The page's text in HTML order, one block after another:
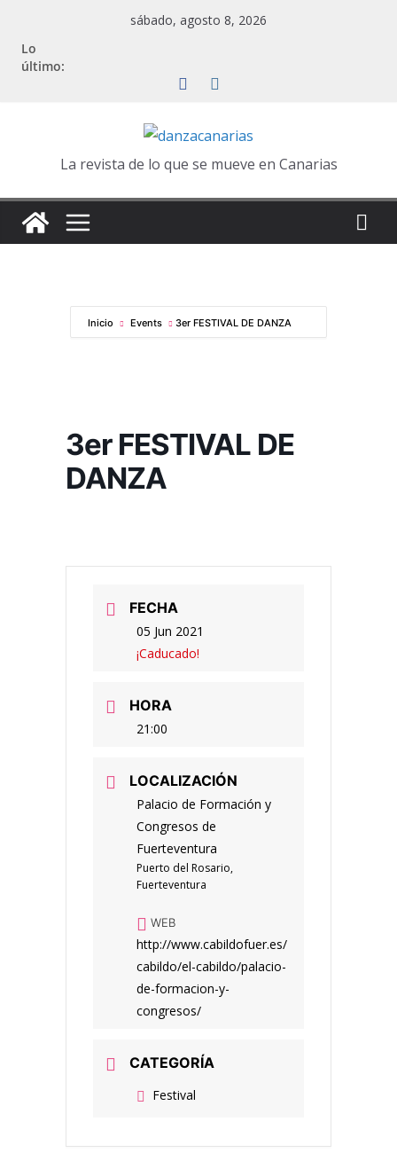
contenido
sábado, agosto 8, 2026
Lo
último:
La revista de lo que se mueve en Canarias
Inicio Events 3er FESTIVAL DE DANZA
3er FESTIVAL DE
DANZA
FECHA
05 Jun 2021
¡Caducado!
HORA
21:00
LOCALIZACIÓN
Palacio de Formación y
Congresos de
Fuerteventura
Puerto del Rosario,
Fuerteventura
WEB
http://www.cabildofuer.es/
cabildo/el-cabildo/palacio-
de-formacion-y-
congresos/
CATEGORÍA
Festival